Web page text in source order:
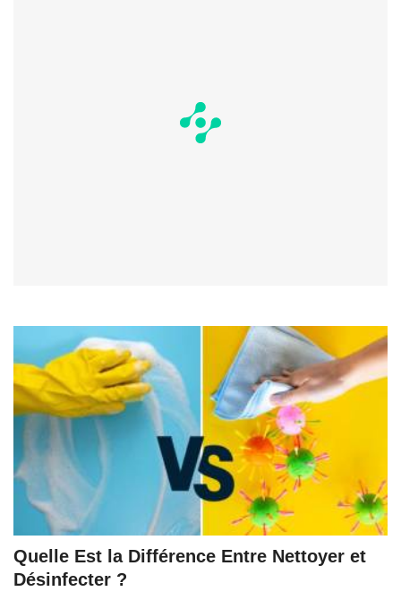
Quelle Est la Différence Entre Nettoyer et
Désinfecter ?